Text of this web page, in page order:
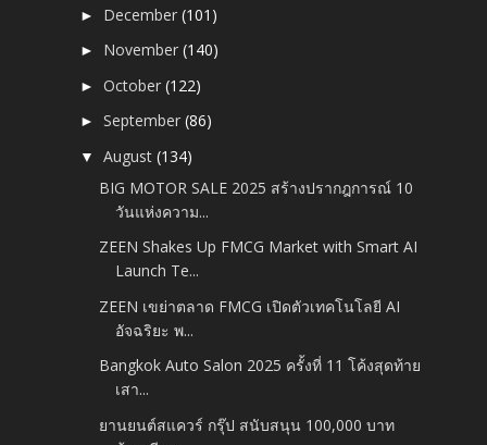
► December(101)
► November(140)
►October(122)
►September(86)
▼August(134)
BIG MOTOR SALE 2025 สร้างปรากฎการณ์ 10
วันแห่งความ...
ZEEN Shakes Up FMCG Market with Smart AI
Launch Te...
ZEEN เขย่าตลาด FMCG เปิดตัวเทคโนโลยี AI
อัจฉริยะ พ...
Bangkok Auto Salon 2025 ครั้งที่ 11 โค้งสุดท้าย
เสา...
ยานยนต์สแควร์ กรุ๊ป สนับสนุน 100,000 บาท